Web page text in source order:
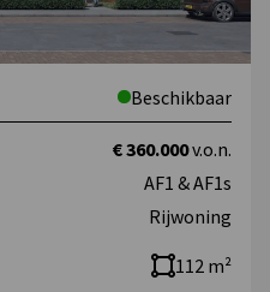
Beschikbaar
€ 360.000v.o.n.
AF1 & AF1s
Rijwoning
112 m²